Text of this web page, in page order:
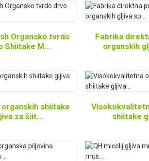
Organsko tvrdo
Shiitake M...
Fabrika
organskih
shiitake
za šiit...
shiitake